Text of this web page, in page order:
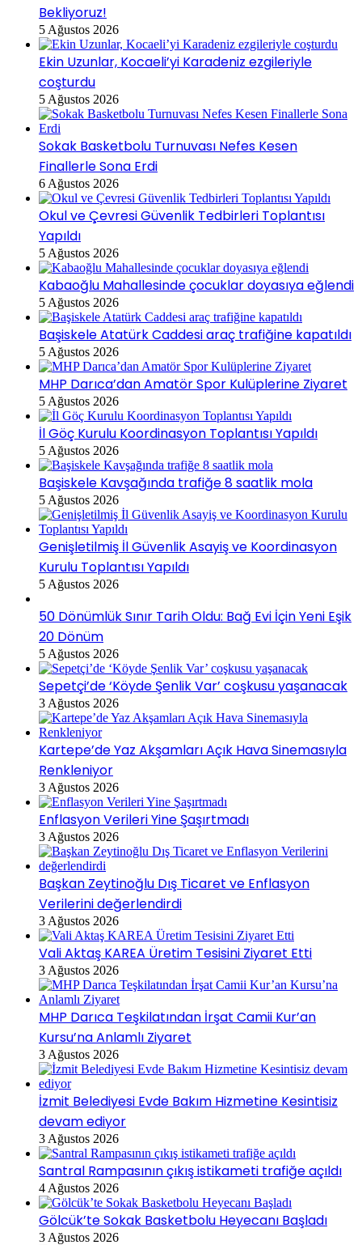
Bekliyoruz!
5 Ağustos 2026
Ekin Uzunlar, Kocaeli’yi Karadeniz ezgileriyle
coşturdu
5 Ağustos 2026
Sokak Basketbolu Turnuvası Nefes Kesen
Finallerle Sona Erdi
6 Ağustos 2026
Okul ve Çevresi Güvenlik Tedbirleri Toplantısı
Yapıldı
5 Ağustos 2026
Kabaoğlu Mahallesinde çocuklar doyasıya eğlendi
5 Ağustos 2026
Başiskele Atatürk Caddesi araç trafiğine kapatıldı
5 Ağustos 2026
MHP Darıca’dan Amatör Spor Kulüplerine Ziyaret
5 Ağustos 2026
İl Göç Kurulu Koordinasyon Toplantısı Yapıldı
5 Ağustos 2026
Başiskele Kavşağında trafiğe 8 saatlik mola
5 Ağustos 2026
Genişletilmiş İl Güvenlik Asayiş ve Koordinasyon
Kurulu Toplantısı Yapıldı
5 Ağustos 2026
50 Dönümlük Sınır Tarih Oldu: Bağ Evi İçin Yeni Eşik
20 Dönüm
5 Ağustos 2026
Sepetçi’de ‘Köyde Şenlik Var’ coşkusu yaşanacak
3 Ağustos 2026
Kartepe’de Yaz Akşamları Açık Hava Sinemasıyla
Renkleniyor
3 Ağustos 2026
Enflasyon Verileri Yine Şaşırtmadı
3 Ağustos 2026
Başkan Zeytinoğlu Dış Ticaret ve Enflasyon
Verilerini değerlendirdi
3 Ağustos 2026
Vali Aktaş KAREA Üretim Tesisini Ziyaret Etti
3 Ağustos 2026
MHP Darıca Teşkilatından İrşat Camii Kur’an
Kursu’na Anlamlı Ziyaret
3 Ağustos 2026
İzmit Belediyesi Evde Bakım Hizmetine Kesintisiz
devam ediyor
3 Ağustos 2026
Santral Rampasının çıkış istikameti trafiğe açıldı
4 Ağustos 2026
Gölcük’te Sokak Basketbolu Heyecanı Başladı
3 Ağustos 2026